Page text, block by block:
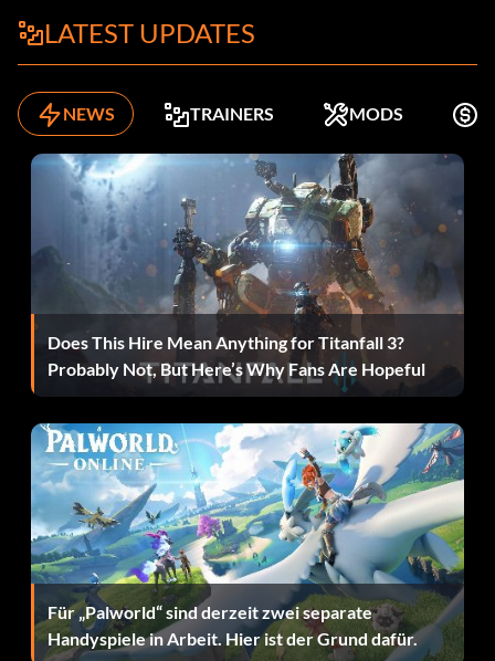
LATEST UPDATES
NEWS TRAINERS MODS
Does This Hire Mean Anything for Titanfall 3?
Probably Not, But Here’s Why Fans Are Hopeful
Für „Palworld“ sind derzeit zwei separate
Handyspiele in Arbeit. Hier ist der Grund dafür.